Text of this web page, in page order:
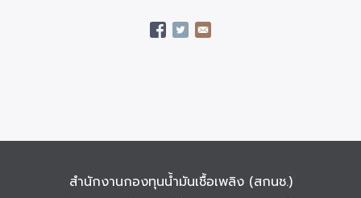
สำนักงานกองทุนน้ำมันเชื้อเพลิง (สกนช.)